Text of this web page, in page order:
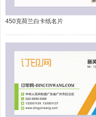
450克荷兰白卡纸名片